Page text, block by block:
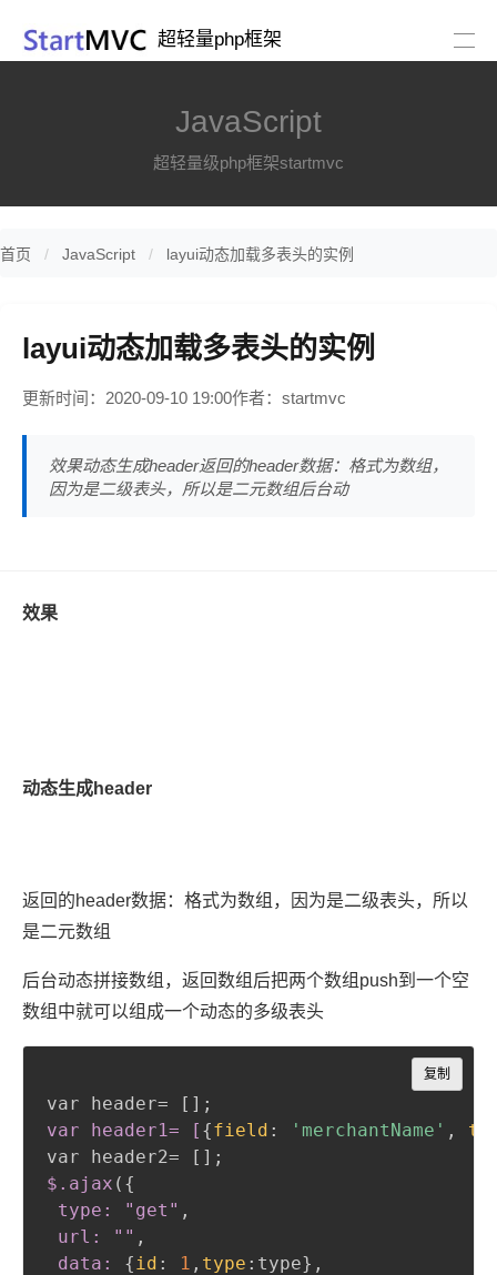
超轻量php框架
JavaScript
超轻量级php框架startmvc
首页 JavaScript layui动态加载多表头的实例
layui动态加载多表头的实例
更新时间：2020-09-10 19:00作者：startmvc
效果动态生成header返回的header数据：格式为数组，
因为是二级表头，所以是二元数组后台动
效果
动态生成header
返回的header数据：格式为数组，因为是二级表头，所以
是二元数组
后台动态拼接数组，返回数组后把两个数组push到一个空
数组中就可以组成一个动态的多级表头
var header= [] ;
var header1= [ {field : 'merchantName' ,
var header2= [] ;
$ .ajax ( {
type: "get" ,
url: "" ,
data:
{id : 1 , type : type} ,
复制
Copy